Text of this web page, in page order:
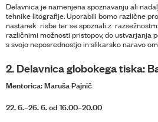
Delavnica je namenjena spoznavanju ali
tehnike litografije. Uporabili bomo različne
nastanek risbe ter se spoznali z
različnimi možnosti pristopov, do ustvarjanja
s svojo neposrednostjo in slikarsko naravo
2. Delavnica globokega tiska: B
Mentorica: Maruša Pajnič
22. 6.–26. 6. od 16.00–20.00